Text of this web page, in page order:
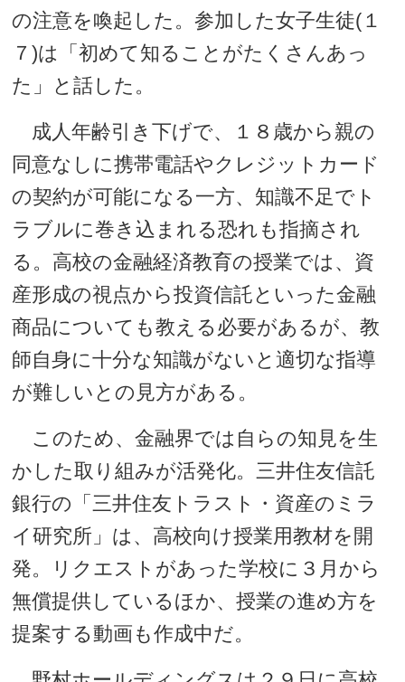
の注意を喚起した。参加した女子生徒(１
７)は「初めて知ることがたくさんあっ
た」と話した。
成人年齢引き下げで、１８歳から親の
同意なしに携帯電話やクレジットカード
の契約が可能になる一方、知識不足でト
ラブルに巻き込まれる恐れも指摘され
る。高校の金融経済教育の授業では、資
産形成の視点から投資信託といった金融
商品についても教える必要があるが、教
師自身に十分な知識がないと適切な指導
が難しいとの見方がある。
このため、金融界では自らの知見を生
かした取り組みが活発化。三井住友信託
銀行の「三井住友トラスト・資産のミラ
イ研究所」は、高校向け授業用教材を開
発。リクエストがあった学校に３月から
無償提供しているほか、授業の進め方を
提案する動画も作成中だ。